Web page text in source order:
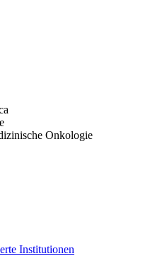
Institutionen
Onkologie